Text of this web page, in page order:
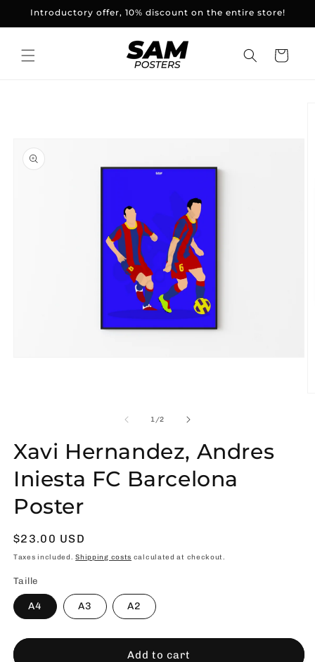
and
Introductory offer, 10% discount on the entire store!
Basket
1/of
2
Xavi Hernandez, Andres
Iniesta FC Barcelona
Poster
Usual
price
$23.00 USD
Taxes included.Shipping costs calculated at checkout.
Taille
A4 A3 A2
Add to cart